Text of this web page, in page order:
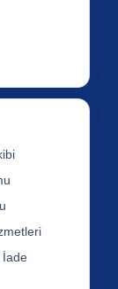
İade